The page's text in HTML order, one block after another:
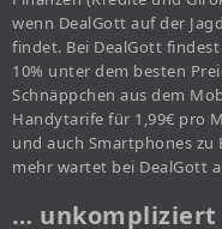
wenn DealGott auf der
findet. Bei DealGott
10% unter dem besten
Schnäppchen aus dem
Handytarife für 1,99€ pro
und auch Smartphones zu
mehr wartet bei DealGott
… unkompliziert